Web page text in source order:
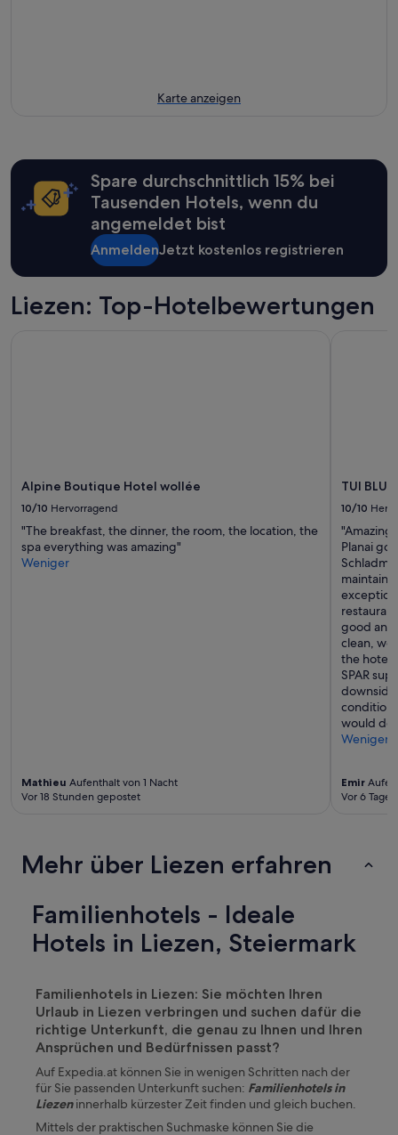
Karte anzeigen
Spare durchschnittlich 15% bei
Tausenden Hotels, wenn du
angemeldet bist
AnmeldenJetzt kostenlos registrieren
Liezen: Top-Hotelbewertungen
Alpine Boutique Hotel wollée
10/10 Hervorragend
"The breakfast, the dinner, the room, the location, the
spa everything was amazing"
Weniger
Mathieu Aufenthalt von 1 Nacht
Vor 18 Stunden gepostet
TUI
10/10
"Amazing
Planai
good and
clean,
the hotel,
SPAR
downside
would
Weniger
Emir
Vor 6
Mehr über Liezen erfahren
Familienhotels - Ideale
Hotels in Liezen, Steiermark
Familienhotels in Liezen: Sie möchten Ihren
Urlaub in Liezen verbringen und suchen dafür die
richtige Unterkunft, die genau zu Ihnen und Ihren
Ansprüchen und Bedürfnissen passt?
Auf Expedia.at können Sie in wenigen Schritten nach der
für Sie passenden Unterkunft suchen: Familienhotels in
Liezeninnerhalb kürzester Zeit finden und gleich buchen.
Mittels der praktischen Suchmaske können Sie die